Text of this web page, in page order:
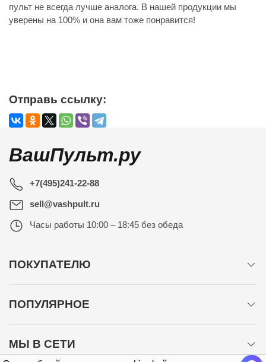
пульт не всегда лучше аналога. В нашей продукции мы
уверены на 100% и она вам тоже понравится!
Отправь ссылку:
ВашПульт.ру
+7(495)241-22-88
sell@vashpult.ru
Часы работы 10:00 – 18:45 без обеда
ПОКУПАТЕЛЮ
ПОПУЛЯРНОЕ
МЫ В СЕТИ